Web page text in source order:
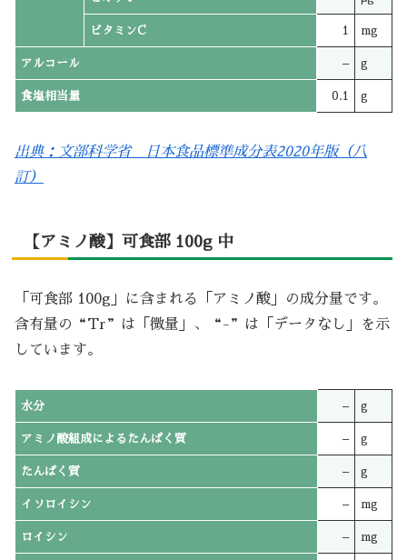
ビタミンC 1 mg
アルコール – g
食塩相当量 0.1 g
出典：文部科学省 日本食品標準成分表2020年版（八
訂）
【アミノ酸】可食部 100g 中
「可食部 100g」に含まれる「アミノ酸」の成分量です。
含有量の“Tr”は「微量」、“-”は「データなし」を示
しています。
水分 – g
アミノ酸組成によるたんぱく質 – g
たんぱく質 – g
イソロイシン – mg
ロイシン – mg